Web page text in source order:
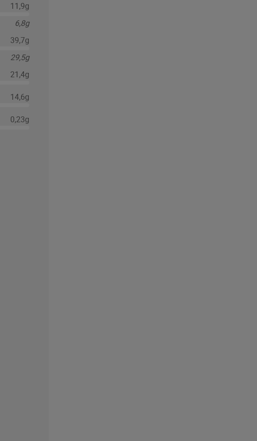
11,9g
6,8g
39,7g
29,5g
21,4g
14,6g
0,23g